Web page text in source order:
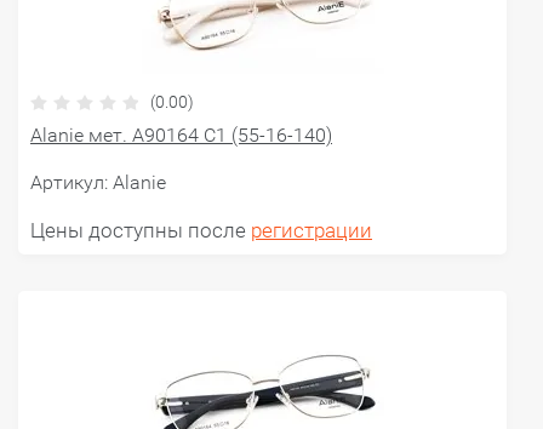
(0.00)
Alanie мет. A90164 C1 (55-16-140)
Артикул: Alanie
Цены доступны после регистрации